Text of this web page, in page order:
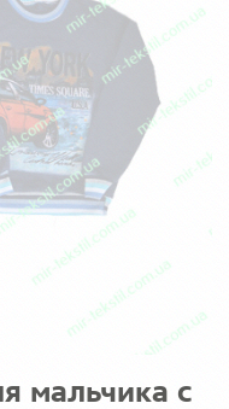
мальчика с